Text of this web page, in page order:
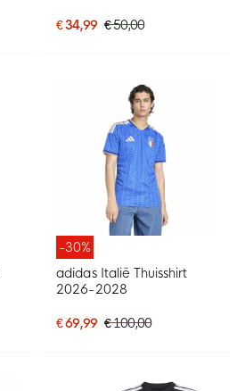
€ 34,99 € 50,00
-30%
adidas Italië Thuisshirt
2026-2028
€ 69,99 € 100,00